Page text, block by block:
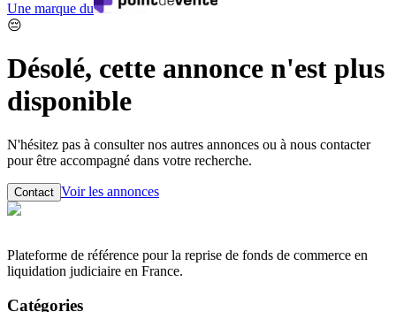
Une marque du
😔
Désolé, cette annonce n'est plus
disponible
N'hésitez pas à consulter nos autres annonces ou à nous contacter
pour être accompagné dans votre recherche.
Contact Voir les annonces
Plateforme de référence pour la reprise de fonds de commerce en
liquidation judiciaire en France.
Catégories